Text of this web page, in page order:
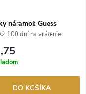
náramok Guess
U
100 dní na vrátenie
Autorizovaný predajca.
DO KOŠÍKA